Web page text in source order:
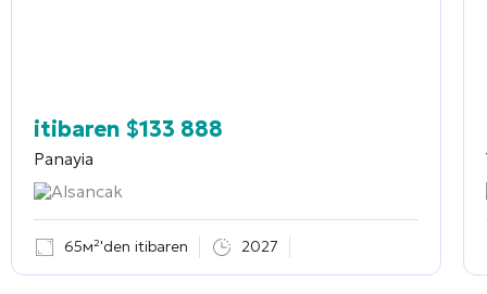
itibaren $133 888
Panayia
Alsancak
65м²'den itibaren 2027